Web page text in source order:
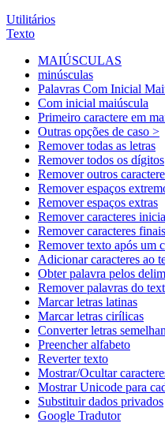
Utilitários
Texto
MAIÚSCULAS
minúsculas
Palavras Com Inicial
Com inicial maiúscula
Primeiro caractere em
Outras opções de caso >
Remover todas as letras
Remover todos os dígitos
Remover outros
Remover espaços
Remover espaços extras
Remover caracteres
Remover caracteres finais
Remover texto após um
Adicionar caracteres ao
Obter palavra pelos
Remover palavras do
Marcar letras latinas
Marcar letras cirílicas
Converter letras
Preencher alfabeto
Reverter texto
Mostrar/Ocultar
Mostrar Unicode para
Substituir dados privados
Google Tradutor